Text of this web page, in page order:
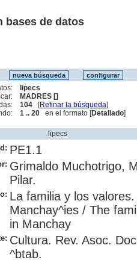
bases de datos
lipecs
MADRES []
104 [Refinar la búsqueda]
1 .. 20 en el formato [Detallado]
lipecs
Id: PE1.1
Grimaldo Muchotrigo,
Pilar.
La familia y los
Manchay^ies / The
in Manchay
Cultura. Rev. Asoc.
^btab.